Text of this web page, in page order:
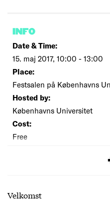
INFO
Date & Time:
15. maj 2017, 10:00 - 13:00
Place:
Festsalen på Københavns
Hosted by:
Københavns Universitet
Cost:
Free
Velkomst